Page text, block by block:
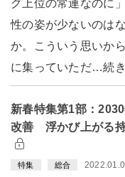
グ上位の常連なのに
性の姿が少ないのは
か。こういう思いか
に集っていただ…続
新春特集第1部：
改善 浮かび上がる
特集 総合